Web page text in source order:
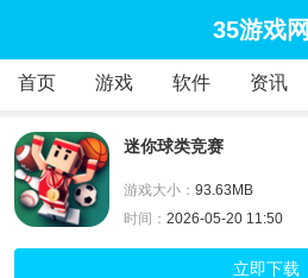
35游戏网
首页 游戏 软件 资讯
迷你球类竞赛
游戏大小： 93.63MB
时间： 2026-05-20 11:50
立即下载